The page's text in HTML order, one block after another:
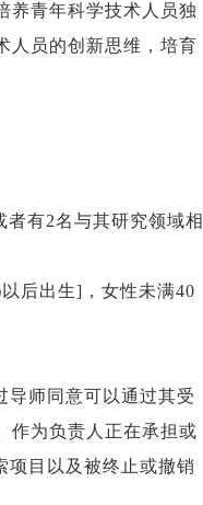
养青年科学技术人员独
人员的创新思维，培育
有2名与其研究领域相
后出生]，女性未满40
导师同意可以通过其受
作为负责人正在承担或
项目以及被终止或撤销